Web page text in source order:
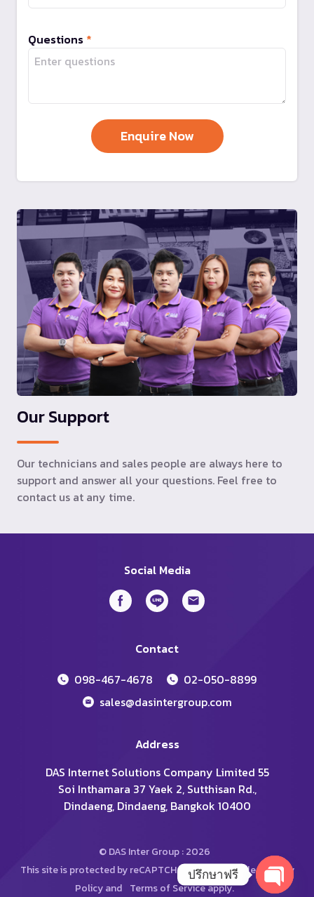
Questions *
Our Support
Our technicians and sales people are always here to
support and answer all your questions. Feel free to
contact us at any time.
Social Media
Contact
098-467-4678
02-050-8899
sales@dasintergroup.com
Address
DAS Internet Solutions Company Limited 55
Soi Inthamara 37 Yaek 2, Sutthisan Rd.,
Dindaeng, Dindaeng, Bangkok 10400
© DAS Inter Group : 2026
This site is protected by reCAPTCHA and the Google Privacy
Policyand Terms of Serviceapply.
ปรึกษาฟรี